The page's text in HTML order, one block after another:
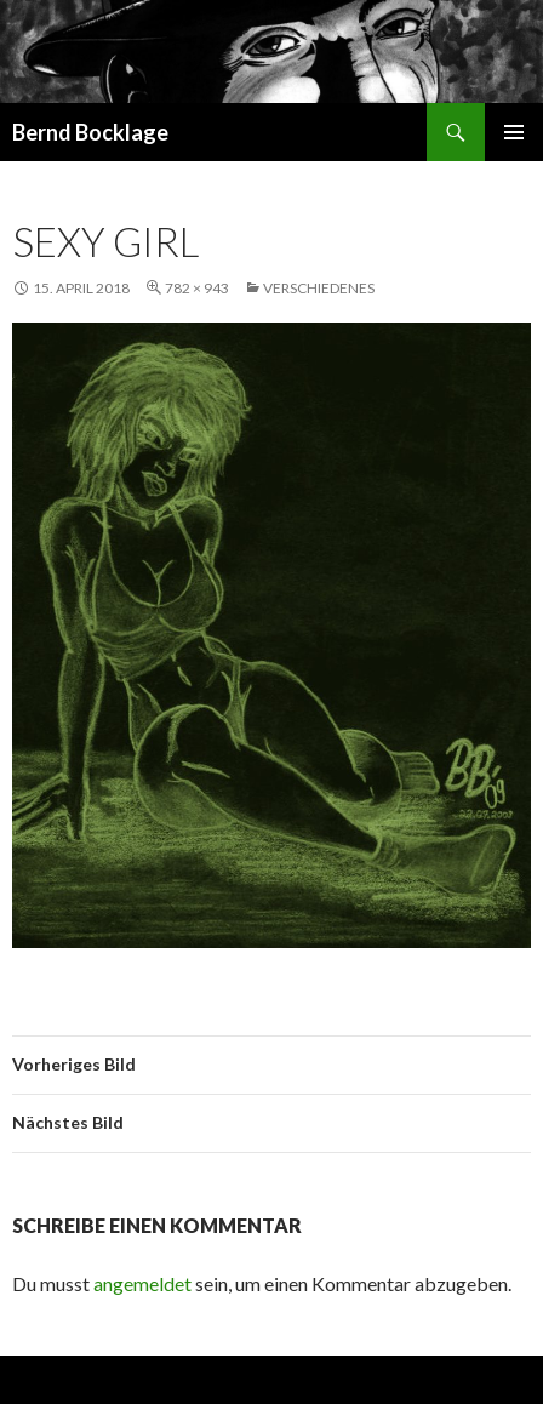
Bernd Bocklage
SEXY GIRL
15. APRIL 2018 782 × 943 VERSCHIEDENES
Vorheriges Bild
Nächstes Bild
SCHREIBE EINEN KOMMENTAR
Du musstangemeldetsein, um einen Kommentar abzugeben.